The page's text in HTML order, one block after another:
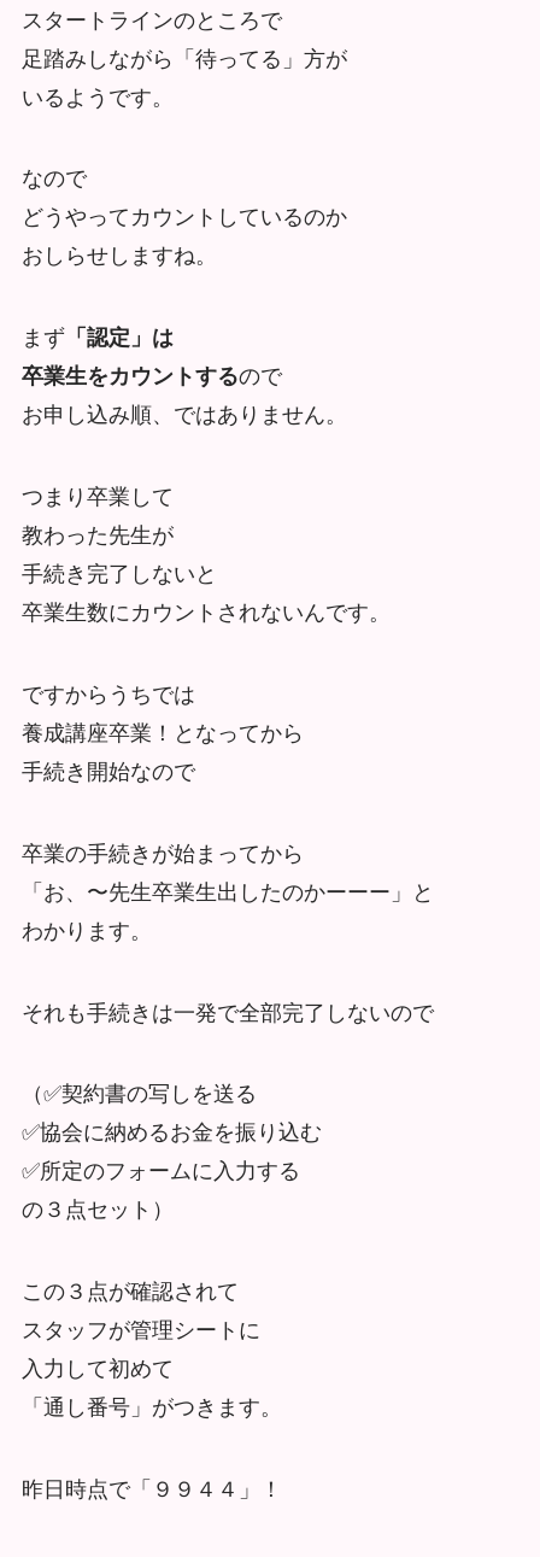
スタートラインのところで
足踏みしながら「待ってる」方が
いるようです。
なので
どうやってカウントしているのか
おしらせしますね。
まず「認定」は
卒業生をカウントするので
お申し込み順、ではありません。
つまり卒業して
教わった先生が
手続き完了しないと
卒業生数にカウントされないんです。
ですからうちでは
養成講座卒業！となってから
手続き開始なので
卒業の手続きが始まってから
「お、〜先生卒業生出したのかーーー」と
わかります。
それも手続きは一発で全部完了しないので
（✅契約書の写しを送る
✅協会に納めるお金を振り込む
✅所定のフォームに入力する
の３点セット）
この３点が確認されて
スタッフが管理シートに
入力して初めて
「通し番号」がつきます。
昨日時点で「９９４４」！